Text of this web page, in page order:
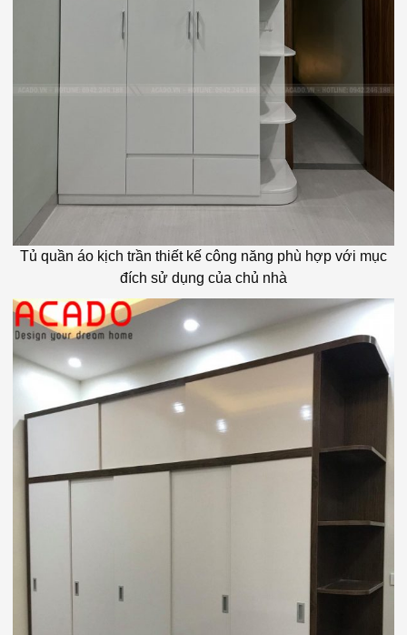
Tủ quần áo kịch trần thiết kế công năng phù hợp với mục
đích sử dụng của chủ nhà